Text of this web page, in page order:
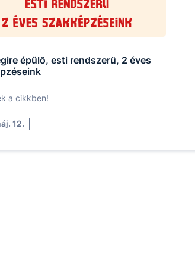
épülő, esti rendszerű, 2 éves
a cikkben!
12.